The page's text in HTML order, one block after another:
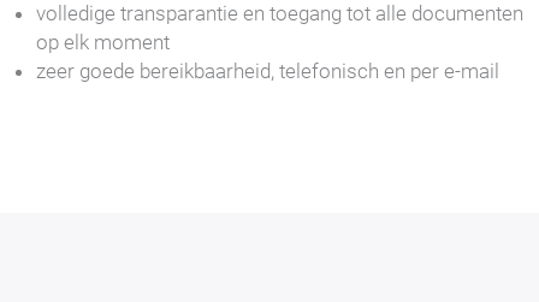
volledige transparantie en toegang tot alle documenten
op elk moment
zeer goede bereikbaarheid, telefonisch en per e-mail